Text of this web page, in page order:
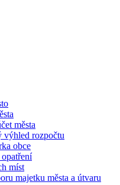
města
výhled rozpočtu
obce
míst
majetku města a útvaru